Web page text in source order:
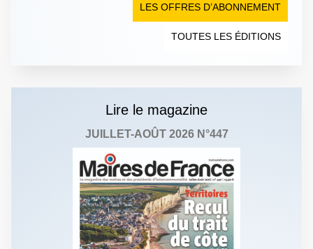
LES OFFRES D’ABONNEMENT
TOUTES LES ÉDITIONS
Lire le magazine
JUILLET-AOÛT 2026 N°447